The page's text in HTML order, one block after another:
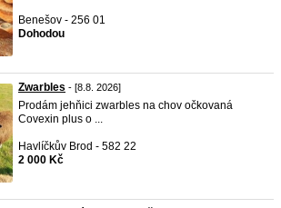
Benešov - 256 01
Dohodou
Zwarbles - [8.8. 2026]
Prodám jehňici zwarbles na chov očkovaná
Covexin plus o ...
Havlíčkův Brod - 582 22
2 000 Kč